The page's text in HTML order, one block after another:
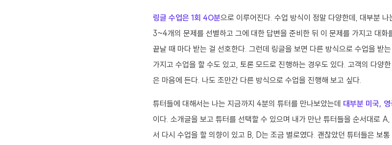
링글 수업은 1회 40분으로 이루어진다. 수업 방식이 정말 다양한데, 대부분
3~4개의 문제를 선별하고 그에 대한 답변을 준비한 뒤 이 문제를 가지고 대화
끝날 때 마다 받는 걸 선호한다. 그런데 링글을 보면 다른 방식으로 수업을 받
가지고 수업을 할 수도 있고, 토론 모드로 진행하는 경우도 있다. 고객의 다양
은 마음에 든다. 나도 조만간 다른 방식으로 수업을 진행해 보고 싶다.
튜터들에 대해서는 나는 지금까지 4분의 튜터를 만나보았는데 대부분 미국,
이다. 소개글을 보고 튜터를 선택할 수 있으며 내가 만난 튜터들을 순서대로
서 다시 수업을 할 의향이 있고 B, D는 조금 별로였다. 괜찮았던 튜터들은 보